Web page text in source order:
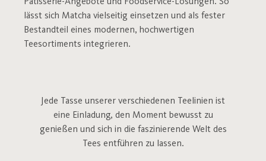
lässt sich Matcha vielseitig einsetzen und als fester
Bestandteil eines modernen, hochwertigen
Teesortiments integrieren.
Jede Tasse unserer verschiedenen Teelinien ist
eine Einladung, den Moment bewusst zu
genießen und sich in die faszinierende Welt des
Tees entführen zu lassen.